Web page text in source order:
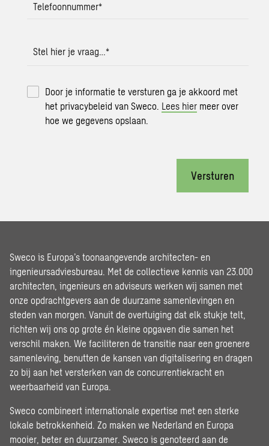
Telefoonnummer*
Stel hier je vraag…*
Door je informatie te versturen ga je akkoord met
het privacybeleid van Sweco. Lees hier meer over
hoe we gegevens opslaan.
Versturen
Sweco is Europa’s toonaangevende architecten- en
ingenieursadviesbureau. Met de collectieve kennis van 23.000
architecten, ingenieurs en adviseurs werken wij samen met
onze opdrachtgevers aan de duurzame samenlevingen en
steden van morgen. Vanuit de overtuiging dat elk stukje telt,
richten wij ons op grote én kleine opgaven die samen het
verschil maken. We faciliteren de transitie naar een groenere
samenleving, benutten de kansen van digitalisering en dragen
zo bij aan het versterken van de concurrentiekracht en
weerbaarheid van Europa.
Sweco combineert internationale expertise met een sterke
lokale betrokkenheid. Zo maken we Nederland en Europa
mooier, beter en duurzamer. Sweco is genoteerd aan de